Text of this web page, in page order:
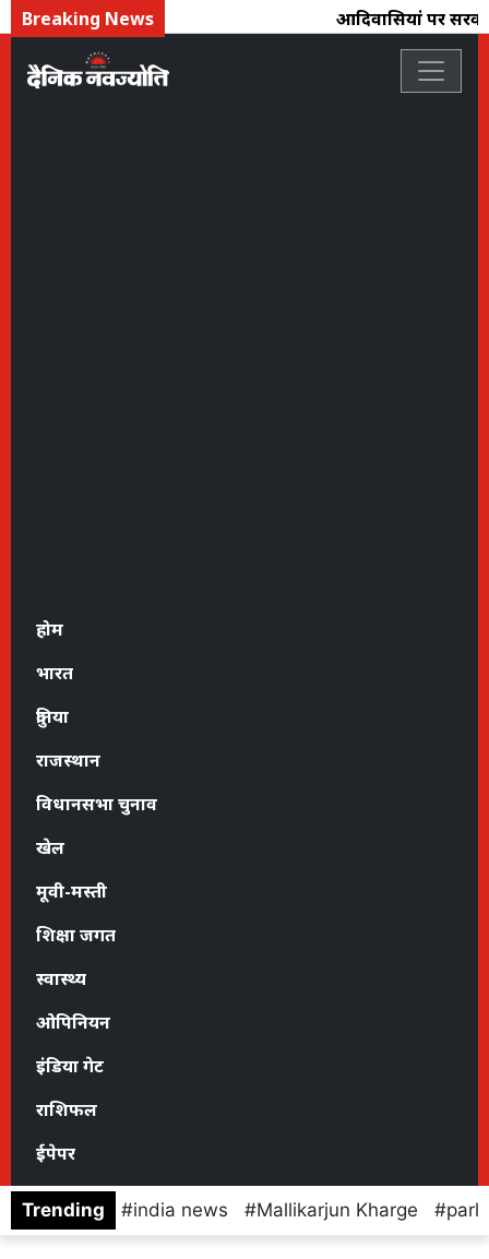
Breaking News आदिवासियोंं पर
होम
भारत
दुनिया
राजस्थान
विधानसभा चुनाव
खेल
मूवी-मस्ती
शिक्षा जगत
स्वास्थ्य
ओपिनियन
इंडिया गेट
राशिफल
ईपेपर
Trending india news Mallikarjun Kharge